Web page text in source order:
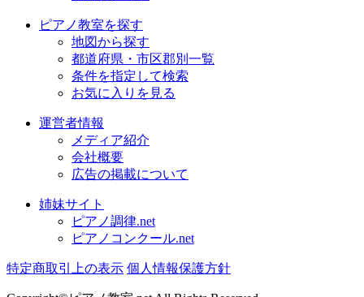
ピアノ教室を探す
地図から探す
都道府県・市区郡別一覧
条件を指定して検索
お気に入りを見る
運営者情報
メディア紹介
会社概要
広告の掲載について
姉妹サイト
ピアノ調律.net
ピアノコンクール.net
特定商取引上の表示 個人情報保護方針